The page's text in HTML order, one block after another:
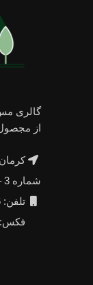
گالری
از مجصول
شماره 3 – پلاک 26
تلفن: 6-32152445-034
فکس: 32152443-034